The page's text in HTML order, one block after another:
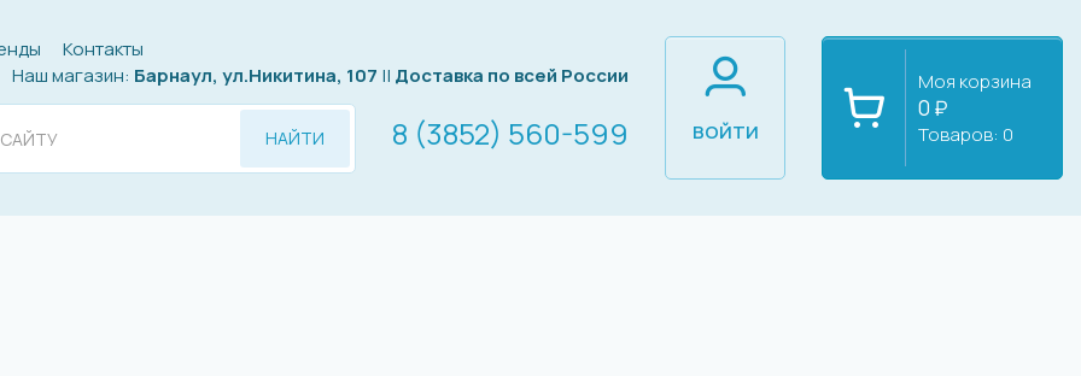
Контакты
Наш магазин: Барнаул, ул.Никитина, 107 || Доставка по всей России
НАЙТИ 8 (3852) 560-599 ВОЙТИ
Моя корзина
0 ₽
Товаров: 0